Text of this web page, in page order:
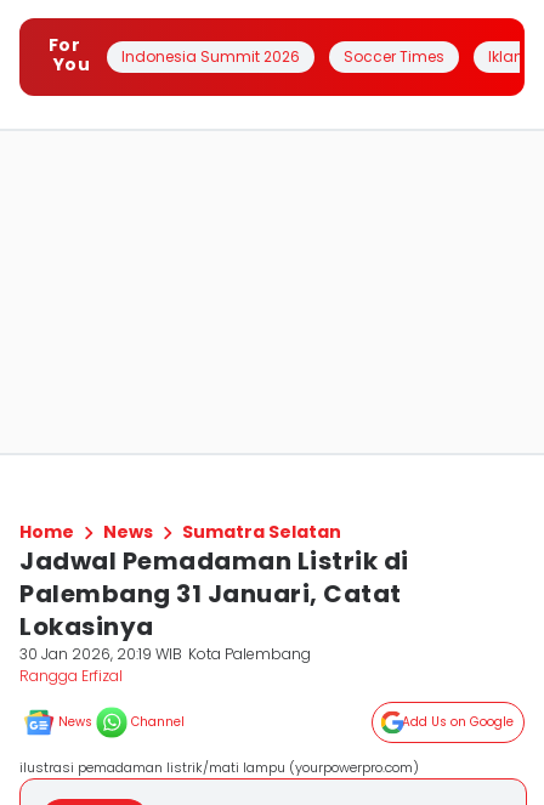
For
You
Indonesia Summit 2026 Soccer Times Iklanin
Home News Sumatra Selatan
Jadwal Pemadaman Listrik di
Palembang 31 Januari, Catat
Lokasinya
30 Jan 2026, 20:19 WIB Kota Palembang
Rangga Erfizal
News Channel Add Us on Google
ilustrasi pemadaman listrik/mati lampu (yourpowerpro.com)